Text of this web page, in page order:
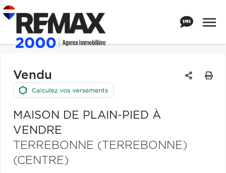
Vendu
MAISON DE PLAIN-PIED À
VENDRE
TERREBONNE (TERREBONNE)
(CENTRE)